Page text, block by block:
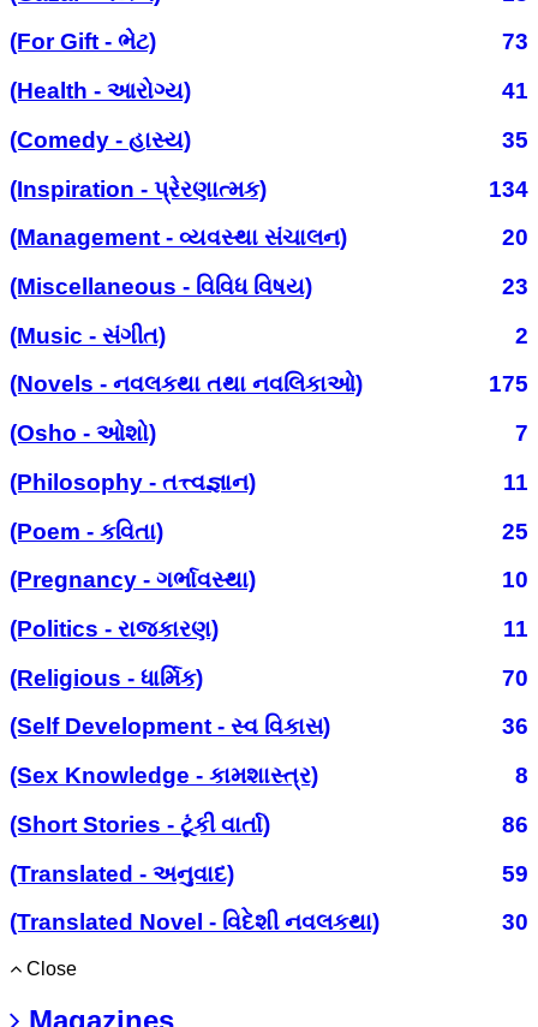
(For Gift - ભેટ)
73
(Health - આરોગ્ય)
41
(Comedy - હાસ્ય)
35
(Inspiration - પ્રેરણાત્મક)
134
(Management - વ્યવસ્થા સંચાલન)
20
(Miscellaneous - વિવિધ વિષય)
23
(Music - સંગીત)
2
(Novels - નવલકથા તથા નવલિકાઓ)
175
(Osho - ઓશો)
7
(Philosophy - તત્ત્વજ્ઞાન)
11
(Poem - કવિતા)
25
(Pregnancy - ગર્ભાવસ્થા)
10
(Politics - રાજકારણ)
11
(Religious - ધાર્મિક)
70
(Self Development - સ્વ વિકાસ)
36
(Sex Knowledge - કામશાસ્ત્ર)
8
(Short Stories - ટૂંકી વાર્તા)
86
(Translated - અનુવાદ)
59
(Translated Novel - વિદેશી નવલકથા)
30
Close
Magazines